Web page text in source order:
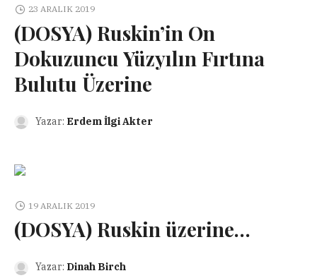
23 ARALIK 2019
(DOSYA) Ruskin’in On
Dokuzuncu Yüzyılın Fırtına
Bulutu Üzerine
Yazar: Erdem İlgi Akter
19 ARALIK 2019
(DOSYA) Ruskin üzerine…
Yazar: Dinah Birch